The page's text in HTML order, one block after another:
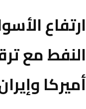
ارتفاع
النفط مع
أميركا